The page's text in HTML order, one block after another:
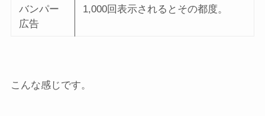
バンパー
広告
1,000回表示されるとその都度。
こんな感じです。